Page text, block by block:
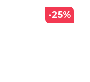
-25%